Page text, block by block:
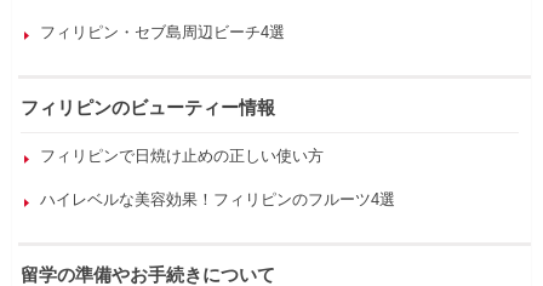
フィリピン・セブ島周辺ビーチ4選
フィリピンのビューティー情報
フィリピンで日焼け止めの正しい使い方
ハイレベルな美容効果！フィリピンのフルーツ4選
留学の準備やお手続きについて